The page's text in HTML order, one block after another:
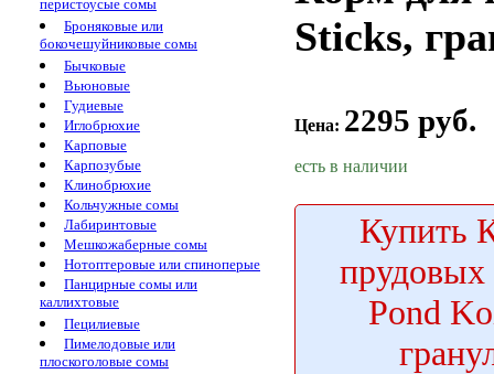
перистоусые сомы
Броняковые или
бокочешуйниковые сомы
Бычковые
Вьюновые
Гудиевые
Иглобрюхие
Карповые
Карпозубые
Клинобрюхие
Кольчужные сомы
Лабиринтовые
Мешкожаберные сомы
Нотоптеровые или спиноперые
Панцирные сомы или
каллихтовые
Пецилиевые
Пимелодовые или
плоскоголовые сомы
Sticks,
Цена: 2295 руб.
есть в наличии
Купить
Pond